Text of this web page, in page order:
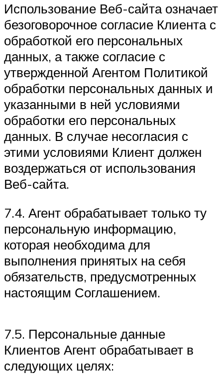
Использование Веб-сайта означает
безоговорочное согласие Клиента с
обработкой его персональных
данных, а также согласие с
утвержденной Агентом Политикой
обработки персональных данных и
указанными в ней условиями
обработки его персональных
данных. В случае несогласия с
этими условиями Клиент должен
воздержаться от использования
Веб-сайта.
7.4. Агент обрабатывает только ту
персональную информацию,
которая необходима для
выполнения принятых на себя
обязательств, предусмотренных
настоящим Соглашением.
7.5. Персональные данные
Клиентов Агент обрабатывает в
следующих целях: